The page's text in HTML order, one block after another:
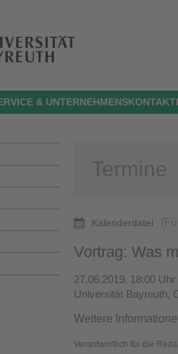
&
Termine
Kalenderdatei
Vortrag: Was
27.06.2019, 18:00 Uhr
Universität Bayreuth,
Weitere
Verantwortlich für die